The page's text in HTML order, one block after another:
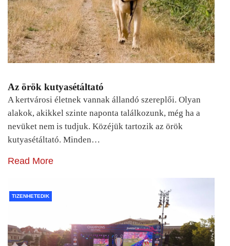
Az örök kutyasétáltató
A kertvárosi életnek vannak állandó szereplői. Olyan
alakok, akikkel szinte naponta találkozunk, még ha a
nevüket nem is tudjuk. Közéjük tartozik az örök
kutyasétáltató. Minden…
Read More
TIZENHETEDIK